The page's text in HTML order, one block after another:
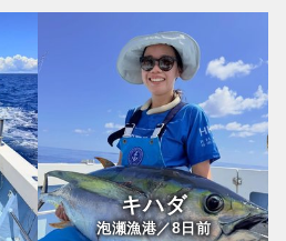
キハダ
泡瀬漁港／8 日前